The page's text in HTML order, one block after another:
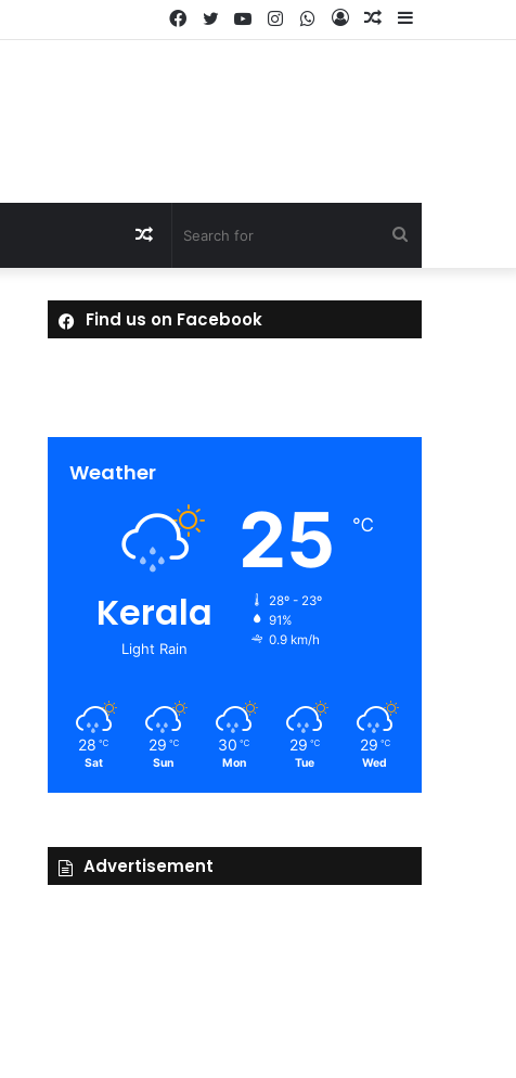
Sidebar
Random
Log
WhatsApp
Instagram
YouTube
Twitter
Facebook
for
Random
Article
Find us on Facebook
Weather
Kerala
Light Rain
25 ℃
28º - 23º
91%
0.9 km/h
28 ℃
Sat
29 ℃
Sun
30 ℃
Mon
29 ℃
Tue
29 ℃
Wed
Advertisement